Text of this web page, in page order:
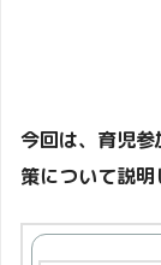
今回は、育児
策について説